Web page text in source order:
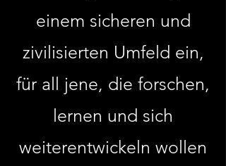
einem sicheren und
zivilisierten Umfeld ein,
für all jene, die forschen,
lernen und sich
weiterentwickeln wollen